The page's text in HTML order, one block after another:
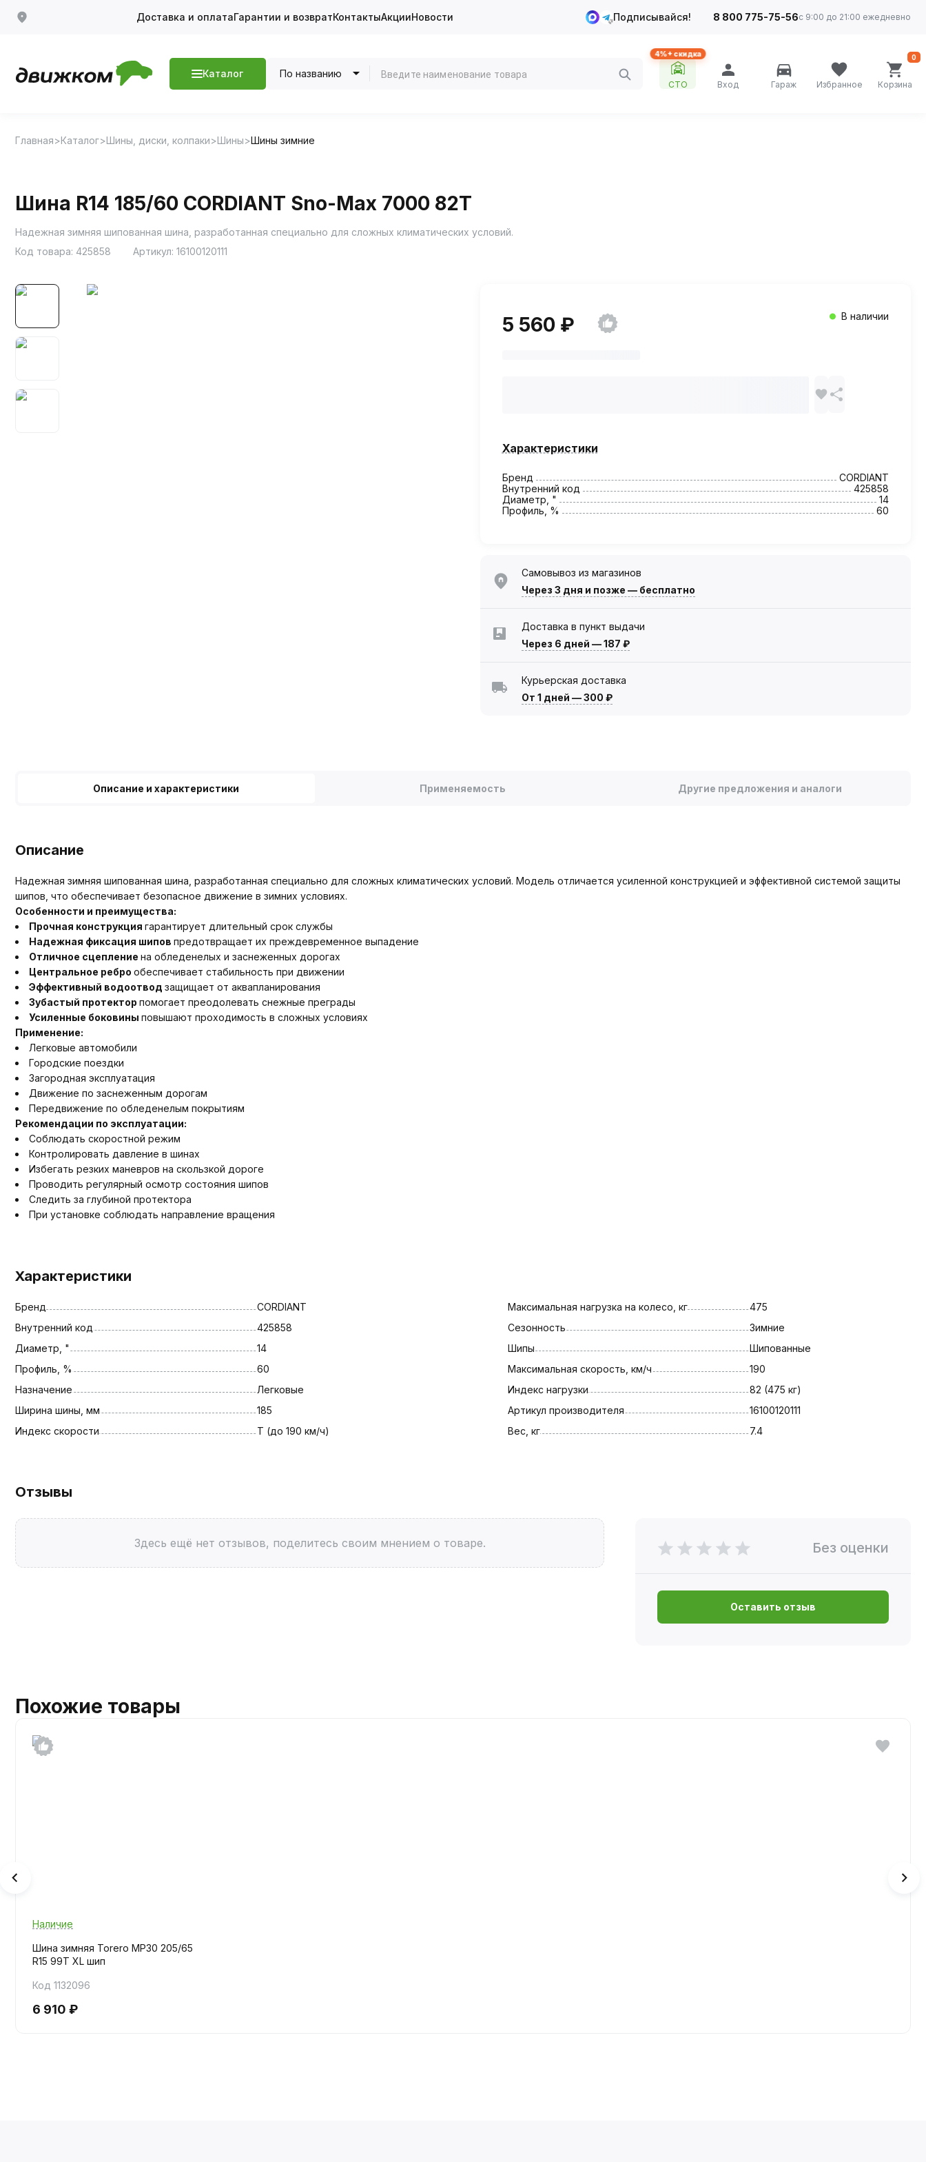
Доставка и оплатаГарантии и возвратКонтактыАкцииНовости Подписывайся! 8 800 775-75-56с 9:00 до 21:00 ежедневно
Каталог По названию
4%+ скидка
СТО Вход Гараж Избранное Корзина
0
Главная Каталог Шины, диски, колпаки Шины Шины зимние
Шина R14 185/60 CORDIANT Sno-Max 7000 82T
Надежная зимняя шипованная шина, разработанная специально для сложных климатических условий.
Код товара: 425858 Артикул: 16100120111
5 560 ₽ В наличии
Характеристики
Бренд
CORDIANT
Внутренний код
425858
Диаметр, "
14
Профиль, %
60
Самовывоз из магазинов
Через 3 дня и позже — бесплатно
Доставка в пункт выдачи
Через 6 дней —187 ₽
Курьерская доставка
От 1 дней —300 ₽
Описание и характеристики Применяемость Другие предложения и аналоги
Описание
Надежная зимняя шипованная шина, разработанная специально для сложных климатических условий. Модель отличается усиленной конструкцией и эффективной системой защиты
шипов, что обеспечивает безопасное движение в зимних условиях.
Особенности и преимущества:
Прочная конструкция гарантирует длительный срок службы
Надежная фиксация шипов предотвращает их преждевременное выпадение
Отличное сцепление на обледенелых и заснеженных дорогах
Центральное ребро обеспечивает стабильность при движении
Эффективный водоотвод защищает от аквапланирования
Зубастый протектор помогает преодолевать снежные преграды
Усиленные боковины повышают проходимость в сложных условиях
Применение:
Легковые автомобили
Городские поездки
Загородная эксплуатация
Движение по заснеженным дорогам
Передвижение по обледенелым покрытиям
Рекомендации по эксплуатации:
Соблюдать скоростной режим
Контролировать давление в шинах
Избегать резких маневров на скользкой дороге
Проводить регулярный осмотр состояния шипов
Следить за глубиной протектора
При установке соблюдать направление вращения
Характеристики
Бренд
CORDIANT
Внутренний код
425858
Диаметр, "
14
Профиль, %
60
Назначение
Легковые
Ширина шины, мм
185
Индекс скорости
T (до 190 км/ч)
Максимальная нагрузка на колесо, кг
475
Сезонность
Зимние
Шипы
Шипованные
Максимальная скорость, км/ч
190
Индекс нагрузки
82 (475 кг)
Артикул производителя
16100120111
Вес, кг
7.4
Отзывы
Здесь ещё нет отзывов, поделитесь своим мнением о товаре. Без оценки
Оставить отзыв
Похожие товары
Наличие
Шина зимняя Torero MP30 205/65
R15 99T XL шип
Код 1132096
6 910 ₽